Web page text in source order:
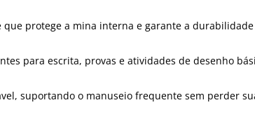
protege a mina interna e garante a
para escrita, provas e atividades de desenho
suportando o manuseio frequente sem perder